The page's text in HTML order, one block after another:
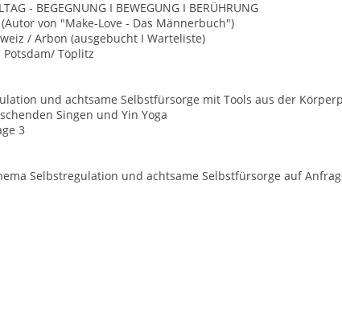
- BEGEGNUNG I BEWEGUNG I BERÜHRUNG
von "Make-Love - Das Männerbuch")
/ Arbon (ausgebucht I Warteliste)
Potsdam/ Töplitz
und achtsame Selbstfürsorge mit Tools aus der
Singen und Yin Yoga
3
Selbstregulation und achtsame Selbstfürsorge auf